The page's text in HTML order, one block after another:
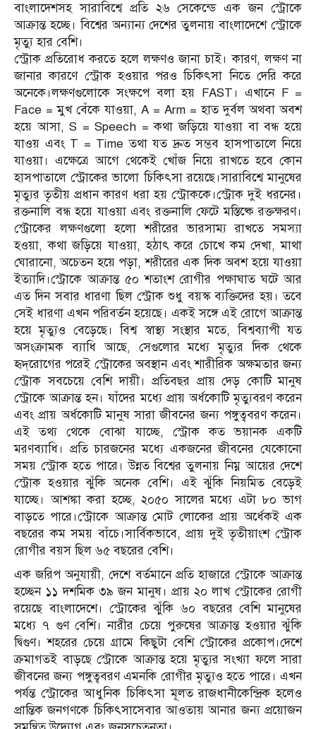
বাংলাদেশসহ সারাবিশ্বে প্রতি ২৬ সেকেন্ডে এক জন স্ট্রোকে
আক্রান্ত হচ্ছে। বিশ্বের অন্যান্য দেশের তুলনায় বাংলাদেশে স্ট্রোকে
মৃত্যু হার বেশি।
স্ট্রোক প্রতিরোধ করতে হলে লক্ষণও জানা চাই। কারণ, লক্ষণ না
জানার কারণে স্ট্রোক হওয়ার পরও চিকিৎসা নিতে দেরি করে
অনেকে।লক্ষণগুলোকে সংক্ষপে বলা হয় FAST। এখানে F =
Face = মুখ বেঁকে যাওয়া, A = Arm = হাত দুর্বল অথবা অবশ
হয়ে আসা, S = Speech = কথা জড়িয়ে যাওয়া বা বন্ধ হয়ে
যাওয় এবং T = Time তথা যত দ্রুত সম্ভব হাসপাতালে নিয়ে
যাওয়া। এক্ষেত্রে আগে থেকেই খোঁজ নিয়ে রাখতে হবে কোন
হাসপাতালে স্ট্রোকের ভালো চিকিৎসা রয়েছে।সারাবিশ্বে মানুষের
মৃত্যুর তৃতীয় প্রধান কারণ ধরা হয় স্ট্রোককে।স্ট্রোক দুই ধরনের।
রক্তনালি বন্ধ হয়ে যাওয়া এবং রক্তনালি ফেটে মস্তিষ্কে রক্তক্ষরণ।
স্ট্রোকের লক্ষণগুলো হলো শরীরের ভারসাম্য রাখতে সমস্যা
হওয়া, কথা জড়িয়ে যাওয়া, হঠাৎ করে চোখে কম দেখা, মাথা
ঘোরানো, অচেতন হয়ে পড়া, শরীরের এক দিক অবশ হয়ে যাওয়া
ইত্যাদি।স্ট্রোকে আক্রান্ত ৫০ শতাংশ রোগীর পক্ষাঘাত ঘটে আর
এত দিন সবার ধারণা ছিল স্ট্রোক শুধু বয়স্ক ব্যক্তিদের হয়। তবে
সেই ধারণা এখন পরিবর্তন হয়েছে। একই সঙ্গে এই রোগে আক্রান্ত
হয়ে মৃত্যুও বেড়েছে। বিশ্ব স্বাস্থ্য সংস্থার মতে, বিশ্বব্যাপী যত
অসংক্রামক ব্যাধি আছে, সেগুলোর মধ্যে মৃত্যুর দিক থেকে
হৃদ্‌রোগের পরেই স্ট্রোকের অবস্থান এবং শারীরিক অক্ষমতার জন্য
স্ট্রোক সবচেয়ে বেশি দায়ী। প্রতিবছর প্রায় দেড় কোটি মানুষ
স্ট্রোকে আক্রান্ত হন। যাঁদের মধ্যে প্রায় অর্ধকোটি মৃত্যুবরণ করেন
এবং প্রায় অর্ধকোটি মানুষ সারা জীবনের জন্য পঙ্গুত্ববরণ করেন।
এই তথ্য থেকে বোঝা যাচ্ছে, স্ট্রোক কত ভয়ানক একটি
মরণব্যাধি। প্রতি চারজনের মধ্যে একজনের জীবনের যেকোনো
সময় স্ট্রোক হতে পারে। উন্নত বিশ্বের তুলনায় নিম্ন আয়ের দেশে
স্ট্রোক হওয়ার ঝুঁকি অনেক বেশি। এই ঝুঁকি নিয়মিত বেড়েই
যাচ্ছে। আশঙ্কা করা হচ্ছে, ২০৫০ সালের মধ্যে এটা ৮০ ভাগ
বাড়তে পারে।স্ট্রোকে আক্রান্ত মোট লোকের প্রায় অর্ধেকই এক
বছরের কম সময় বাঁচে।সার্বিকভাবে, প্রায় দুই তৃতীয়াংশ স্ট্রোক
রোগীর বয়স ছিল ৬৫ বছরের বেশি।
এক জরিপ অনুযায়ী, দেশে বর্তমানে প্রতি হাজারে স্ট্রোকে আক্রান্ত
হচ্ছেন ১১ দশমিক ৩৯ জন মানুষ। প্রায় ২০ লাখ স্ট্রোকের রোগী
রয়েছে বাংলাদেশে। স্ট্রোকের ঝুঁকি ৬০ বছরের বেশি মানুষের
মধ্যে ৭ গুণ বেশি। নারীর চেয়ে পুরুষের আক্রান্ত হওয়ার ঝুঁকি
দ্বিগুণ। শহরের চেয়ে গ্রামে কিছুটা বেশি স্ট্রোকের প্রকোপ।দেশে
ক্রমাগতই বাড়ছে স্ট্রোকে আক্রান্ত হয়ে মৃত্যুর সংখ্যা ফলে সারা
জীবনের জন্য পঙ্গুত্ববরণ এমনকি রোগীর মৃত্যুও হতে পারে। এখন
পর্যন্ত স্ট্রোকের আধুনিক চিকিৎসা মূলত রাজধানীকেন্দ্রিক হলেও
প্রান্তিক জনগণকে চিকিৎসাসেবার আওতায় আনার জন্য প্রয়োজন